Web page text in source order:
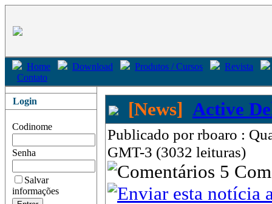
Home Download Produtos / Cursos
Revista
Contato
Login
Codinome
Senha
Salvar
informações
[News] Active
Publicado por rboaro :
GMT-3 (3032 leituras)
5